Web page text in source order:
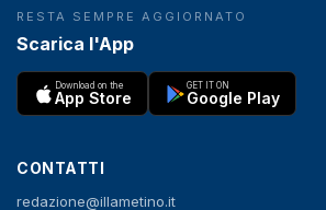
RESTA SEMPRE AGGIORNATO
Scarica l'App
Download on the
App Store
GET IT ON
Google Play
CONTATTI
redazione@illametino.it